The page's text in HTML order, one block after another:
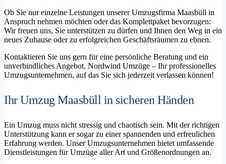
Ob Sie nur einzelne Leistungen unserer Umzugsfirma Maasbüll in
Anspruch nehmen möchten oder das Komplettpaket bevorzugen:
Wir freuen uns, Sie unterstützen zu dürfen und Ihnen den Weg in ein
neues Zuhause oder zu erfolgreichen Geschäftsräumen zu ebnen.
Kontaktieren Sie uns gern für eine persönliche Beratung und ein
unverbindliches Angebot. Nordwind Umzüge – Ihr professionelles
Umzugsunternehmen, auf das Sie sich jederzeit verlassen können!
Ihr Umzug Maasbüll in sicheren Händen
Ein Umzug muss nicht stressig und chaotisch sein. Mit der richtigen
Unterstützung kann er sogar zu einer spannenden und erfreulichen
Erfahrung werden. Unser Umzugsunternehmen bietet umfassende
Dienstleistungen für Umzüge aller Art und Größenordnungen an.